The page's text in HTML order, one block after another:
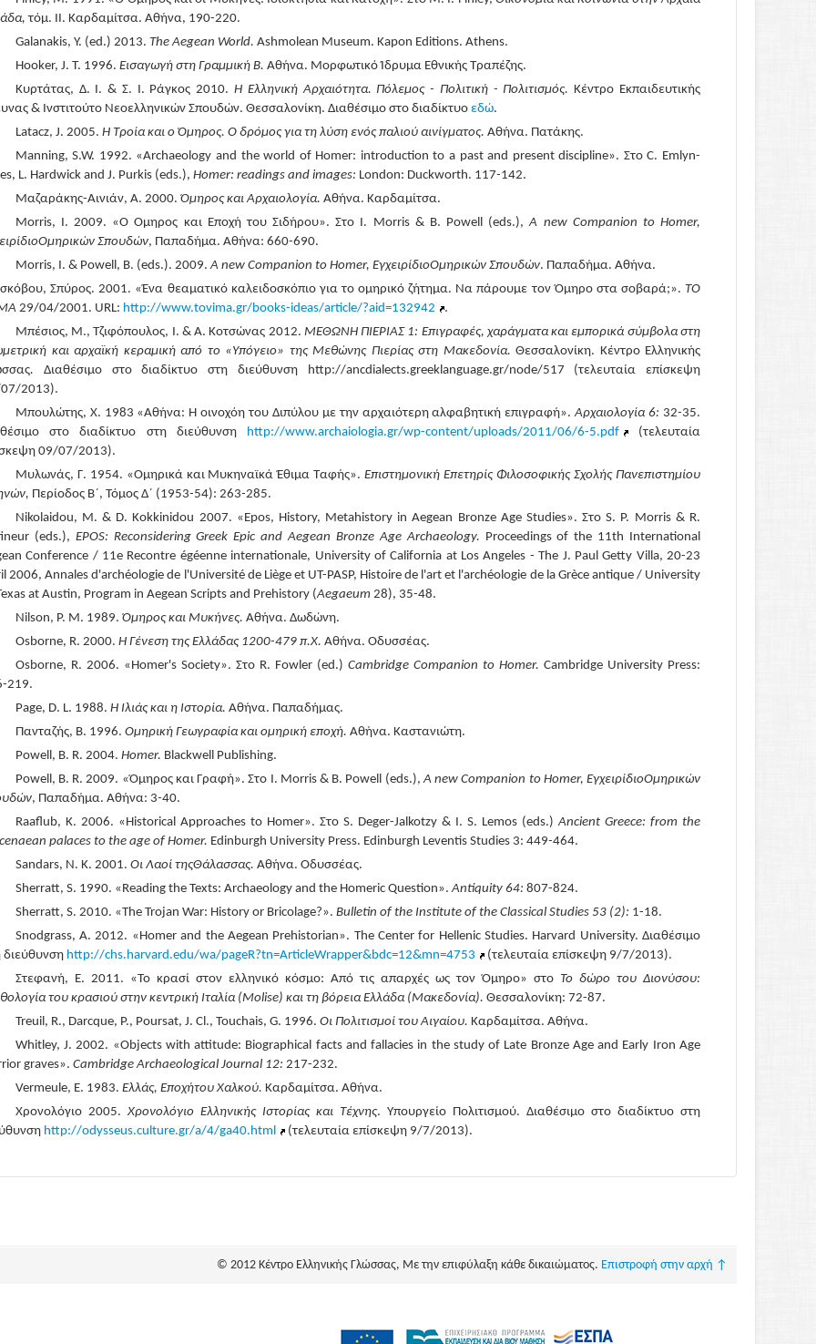
, τόμ. ΙΙ. Καρδαμίτσα. Αθήνα, 190-220.
Galanakis, Y. (ed.) 2013. The Aegean World. Ashmolean Museum. Kapon Editions. Athens.
Hooker, J. T. 1996. Εισαγωγή στη Γραμμική Β. Αθήνα. Μορφωτικό Ίδρυμα Εθνικής Τραπέζης.
Κυρτάτας, Δ. Ι. & Σ. Ι. Ράγκος 2010.Η Ελληνική Αρχαιότητα. Πόλεμος - Πολιτική - Πολιτισμός. Κέντρο Εκπαιδευτικής
& Ινστιτούτο Νεοελληνικών Σπουδών. Θεσσαλονίκη. Διαθέσιμο στο διαδίκτυο εδώ.
Latacz, J. 2005. Η Τροία και ο Όμηρος. Ο δρόμος για τη λύση ενός παλιού αινίγματος. Αθήνα. Πατάκης.
Manning, S.W. 1992. «Archaeology and the world of Homer: introduction to a past and present discipline». Στο C. Emlyn-
L. Hardwick and J. Purkis (eds.), Homer: readings and images: London: Duckworth. 117-142.
Μαζαράκης-Αινιάν, Α. 2000. Όμηρος και Αρχαιολογία. Αθήνα. Καρδαμίτσα.
Morris, Ι. 2009. «Ο Όμηρος και Εποχή του Σιδήρου». Στο I. Morris & B. Powell (eds.),A new Companion to Homer,
Ομηρικών Σπουδών, Παπαδήμα. Αθήνα: 660-690.
Morris, I. & Powell, B. (eds.). 2009.A new Companion to Homer, ΕγχειρίδιοΟμηρικών Σπουδών. Παπαδήμα. Αθήνα.
Σπύρος. 2001. «Ένα θεαματικό καλειδοσκόπιο για το ομηρικό ζήτημα. Να πάρουμε τον Όμηρο στα σοβαρά;». ΤΟ
29/04/2001. URL: http://www.tovima.gr/books-ideas/article/?aid=132942
.
Μπέσιος, Μ., Τζιφόπουλος, Ι. & Α. Κοτσώνας 2012. ΜΕΘΩΝΗ ΠΙΕΡΙΑΣ 1: Επιγραφές, χαράγματα και εμπορικά σύμβολα στη
και αρχαϊκή κεραμική από το «Υπόγειο» της Μεθώνης Πιερίας στη Μακεδονία. Θεσσαλονίκη. Κέντρο Ελληνικής
. Διαθέσιμο στο διαδίκτυο στη διεύθυνση http://ancdialects.greeklanguage.gr/node/517 (τελευταία επίσκεψη
2013).
Μπουλώτης, Χ. 1983 «Αθήνα: Η οινοχόη του Διπύλου με την αρχαιότερη αλφαβητική επιγραφή».Αρχαιολογία 6: 32-35.
στο διαδίκτυο στη διεύθυνση http://www.archaiologia.gr/wp-content/uploads/2011/06/6-5.pdf
(τελευταία
09/07/2013).
Μυλωνάς, Γ. 1954. «Ομηρικά και Μυκηναϊκά Έθιμα Ταφής».Επιστημονική Επετηρίς Φιλοσοφικής Σχολής Πανεπιστημίου
, Περίοδος Β΄, Τόμος Δ΄ (1953-54): 263-285.
Nikolaidou, M. & D. Kokkinidou 2007. «Epos, History, Metahistory in Aegean Bronze Age Studies». Στο S. P. Morris & R.
(eds.), EPOS: Reconsidering Greek Epic and Aegean Bronze Age Archaeology. Proceedings of the 11th International
Conference / 11e Recontre égéenne internationale, University of California at Los Angeles - The J. Paul Getty Villa, 20-23
2006, Annales d'archéologie de l'Université de Liège et UT-PASP, Histoire de l'art et l'archéologie de la Grèce antique / University
at Austin, Program in Aegean Scripts and Prehistory (Aegaeum 28), 35-48.
Nilson, P. M. 1989. Όμηρος και Μυκήνες. Αθήνα. Δωδώνη.
Osborne, R. 2000. Η Γένεση της Ελλάδας 1200-479 π.Χ. Αθήνα. Οδυσσέας.
Osborne, R. 2006. «Homer's Society». Στο R. Fowler (ed.) Cambridge Companion to Homer. Cambridge University Press:
-219.
Page, D. L. 1988. Η Ιλιάς και η Ιστορία. Αθήνα. Παπαδήμας.
Πανταζής, Β. 1996. Ομηρική Γεωγραφία και ομηρική εποχή. Αθήνα. Καστανιώτη.
Powell, B. R. 2004. Homer. Blackwell Publishing.
Powell, B. R. 2009. «Όμηρος και Γραφή». Στο I. Morris & B. Powell (eds.),A new Companion to Homer, ΕγχειρίδιοΟμηρικών
, Παπαδήμα. Αθήνα: 3-40.
Raaflub, K. 2006. «Historical Approaches to Homer». Στο S. Deger-Jalkotzy & I. S. Lemos (eds.)Ancient Greece: from the
palaces to the age of Homer. Edinburgh University Press. Edinburgh Leventis Studies 3: 449-464.
Sandars, N. K. 2001. Οι Λαοί τηςΘάλασσας. Αθήνα. Οδυσσέας.
Sherratt, S. 1990. «Reading the Texts: Archaeology and the Homeric Question».Antiquity 64: 807-824.
Sherratt, S. 2010. «The Trojan War: History or Bricolage?». Bulletin of the Institute of the Classical Studies 53 (2): 1-18.
Snodgrass, A. 2012. «Homer and the Aegean Prehistorian». The Center for Hellenic Studies. Harvard University. Διαθέσιμο
διεύθυνση http://chs.harvard.edu/wa/pageR?tn=ArticleWrapper&bdc=12&mn=4753
(τελευταία επίσκεψη 9/7/2013).
Στεφανή, Ε. 2011. «Το κρασί στον ελληνικό κόσμο: Από τις απαρχές ως τον Όμηρο» στο Το δώρο του Διονύσου:
του κρασιού στην κεντρική Ιταλία (Molise) και τη βόρεια Ελλάδα (Μακεδονία). Θεσσαλονίκη: 72-87.
Treuil, R., Darcque, P., Poursat, J. Cl., Touchais, G. 1996. Οι Πολιτισμοί του Αιγαίου. Καρδαμίτσα. Αθήνα.
Whitley, J. 2002. «Objects with attitude: Biographical facts and fallacies in the study of Late Bronze Age and Early Iron Age
graves». Cambridge Archaeological Journal 12: 217-232.
Vermeule, E. 1983. Ελλάς, Εποχήτου Χαλκού. Καρδαμίτσα. Αθήνα.
Χρονολόγιο 2005.Χρονολόγιο Ελληνικής Ιστορίας και Τέχνης. Υπουργείο Πολιτισμού. Διαθέσιμο στο διαδίκτυο στη
http://odysseus.culture.gr/a/4/ga40.html (τελευταία επίσκεψη 9/7/2013).
© 2012 Κέντρο Ελληνικής Γλώσσας, Με την επιφύλαξη κάθε δικαιώματος. Επιστροφή στην αρχή ↑